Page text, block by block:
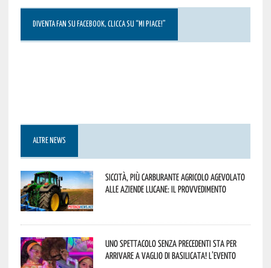
DIVENTA FAN SU FACEBOOK, CLICCA SU “MI PIACE!”
ALTRE NEWS
Siccità, più carburante agricolo agevolato
alle aziende lucane: il provvedimento
Uno spettacolo senza precedenti sta per
arrivare a Vaglio di Basilicata! L’evento